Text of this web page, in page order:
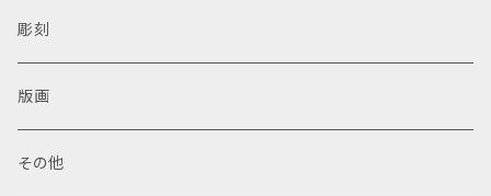
彫刻
版画
その他